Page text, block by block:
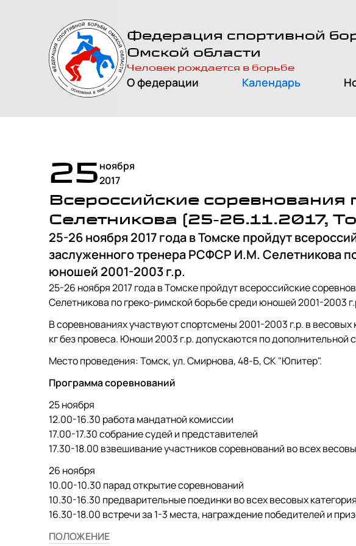
На главную
страницу
Федерация спортивной
Омской области
Человек рождается в борьбе
О федерации Календарь
25ноября
2017
Всероссийские
Селетникова (25-26.11.2017,
25-26 ноября 2017 года в Томске пройдут
заслуженного тренера РСФСР И.М. Селетникова
юношей 2001-2003 г.р.
25-26 ноября 2017 года в Томске пройдут всероссийские
Селетникова по греко-римской борьбе среди юношей 2001-2003
В соревнованиях участвуют спортсмены 2001-2003 г.р. в весовых
кг без провеса. Юноши 2003 г.р. допускаются по дополнительной
Место проведения: Томск, ул. Смирнова, 48-Б, СК "Юпитер".
Программа соревнований
25 ноября
12.00-16.30 работа мандатной комиссии
17.00-17.30 собрание судей и представителей
17.30-18.00 взвешивание участников соревнований во всех
26 ноября
10.00-10.30 парад открытие соревнований
10.30-16.30 предварительные поединки во всех весовых
16.30-18.00 встречи за 1-3 места, награждение победителей и
ПОЛОЖЕНИЕ